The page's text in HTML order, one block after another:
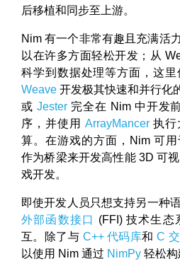
后移植和同步至上游。
Nim 有一个非常有趣且充满活
以在许多方面轻松开发；从
科学到数据处理等方面，这
Weave 开发极其快速和并行化
或 Jester完全在 Nim 中开发
序，并使用 ArrayMancer执行
算。在游戏的方面，Nim 可用
作为桥梁来开发高性能 3D 可
戏开发。
即使开发人员只想支持另一种
外部函数接口 (FFI) 技术生态
互。除了与 C++ 代码库和 C
以使用 Nim 通过 NimPy 轻松构